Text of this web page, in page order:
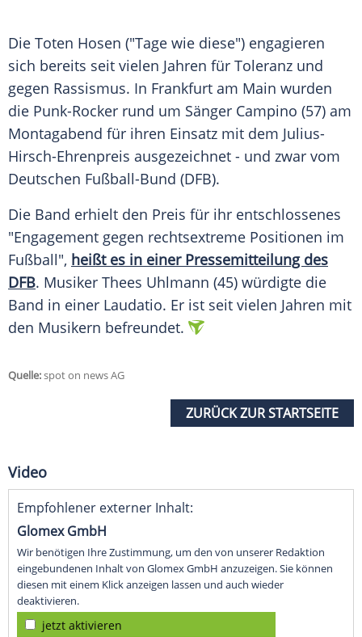
Die Toten Hosen ("Tage wie diese") engagieren
sich bereits seit vielen Jahren für Toleranz und
gegen Rassismus. In Frankfurt am Main wurden
die Punk-Rocker rund um Sänger Campino (57) am
Montagabend für ihren Einsatz mit dem Julius-
Hirsch-Ehrenpreis ausgezeichnet - und zwar vom
Deutschen Fußball-Bund (DFB).
Die Band erhielt den Preis für ihr entschlossenes
"Engagement gegen rechtsextreme Positionen im
Fußball", heißt es in einer Pressemitteilung des
DFB. Musiker Thees Uhlmann (45) würdigte die
Band in einer Laudatio. Er ist seit vielen Jahren mit
den Musikern befreundet.
Quelle:spot on news AG
ZURÜCK ZUR STARTSEITE
Video
Empfohlener externer Inhalt:
Glomex GmbH
Wir benötigen Ihre Zustimmung, um den von unserer Redaktion
eingebundenen Inhalt von Glomex GmbH anzuzeigen. Sie können
diesen mit einem Klick anzeigen lassen und auch wieder
deaktivieren.
jetzt aktivieren